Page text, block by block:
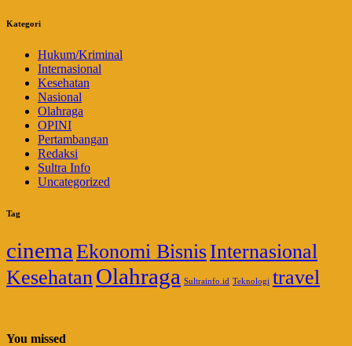
Kategori
Hukum/Kriminal
Internasional
Kesehatan
Nasional
Olahraga
OPINI
Pertambangan
Redaksi
Sultra Info
Uncategorized
Tag
cinema Ekonomi BisnisInternasional
KesehatanOlahraga Sultrainfo.id Teknologi travel
You missed